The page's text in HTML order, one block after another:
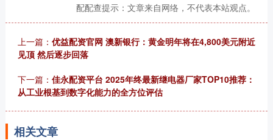
配配查提示：文章来自网络，不代表本站观点。
上一篇： 优益配资官网 澳新银行：黄金明年将在4,800美元附近
见顶 然后逐步回落
下一篇： 佳永配资平台 2025年终最新继电器厂家TOP10推荐：
从工业根基到数字化能力的全方位评估
相关文章